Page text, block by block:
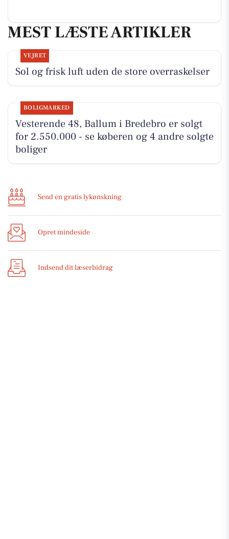
MEST LÆSTE ARTIKLER
VEJRET
Sol og frisk luft uden de store overraskelser
BOLIGMARKED
Vesterende 48, Ballum i Bredebro er solgt
for 2.550.000 - se køberen og 4 andre solgte
boliger
Send en gratis lykønskning
Opret mindeside
Indsend dit læserbidrag